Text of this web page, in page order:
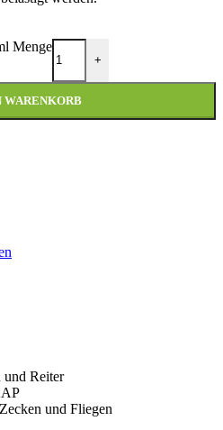
Menge
+
WARENKORB
und Reiter
und Fliegen